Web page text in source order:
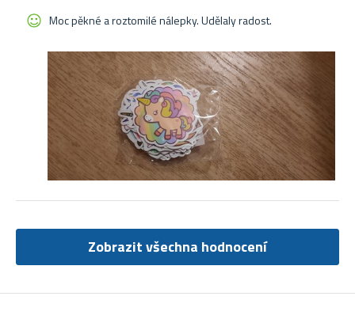
Moc pěkné a roztomilé nálepky. Udělaly radost.
Zobrazit všechna hodnocení